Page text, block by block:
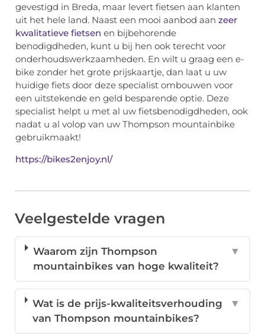
gevestigd in Breda, maar levert fietsen aan klanten
uit het hele land. Naast een mooi aanbod aan zeer
kwalitatieve fietsen en bijbehorende
benodigdheden, kunt u bij hen ook terecht voor
onderhoudswerkzaamheden. En wilt u graag een e-
bike zonder het grote prijskaartje, dan laat u uw
huidige fiets door deze specialist ombouwen voor
een uitstekende en geld besparende optie. Deze
specialist helpt u met al uw fietsbenodigdheden, ook
nadat u al volop van uw Thompson mountainbike
gebruikmaakt!
https://bikes2enjoy.nl/
Veelgestelde vragen
Waarom zijn Thompson
mountainbikes van hoge kwaliteit?
▼
Wat is de prijs-kwaliteitsverhouding
van Thompson mountainbikes?
▼